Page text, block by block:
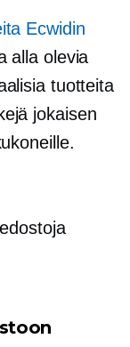
Ecwidin
alla olevia
tuotteita
jokaisen